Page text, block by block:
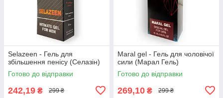
Selazeen - Гель для
збільшення пенісу (Селазін)
Готово до відправки
242,19 ₴ 299 ₴
Maral gel - Гель для чоловічої
сили (Марал Гель)
Готово до відправки
269,10 ₴ 299 ₴